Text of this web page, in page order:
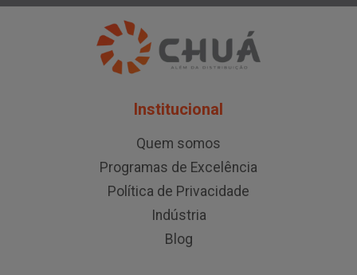
Institucional
Quem somos
Programas de Excelência
Política de Privacidade
Indústria
Blog